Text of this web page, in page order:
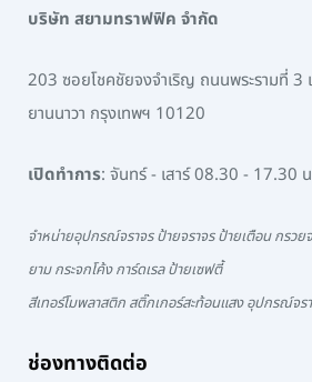
บริษัท สยามทราฟฟิค จำกัด
203 ซอยโชคชัยจงจำเริญ ถนนพระรามที่ 3
ยานนาวา กรุงเทพฯ 10120
เปิดทำการ: จันทร์ - เสาร์ 08.30 - 17.30
จำหน่ายอุปกรณ์จราจร ป้ายจราจร ป้ายเตือน กรว
ยาม กระจกโค้ง การ์ดเรล ป้ายเซฟตี้
สีเทอร์โมพลาสติก สติ๊กเกอร์สะท้อนแสง อุปกรณ์จ
ช่องทางติดต่อ